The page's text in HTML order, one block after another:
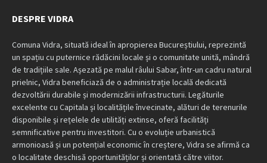
DESPRE VIDRA
Comuna Vidra, situată ideal în apropierea Bucureștiului, reprezintă
un spațiu cu puternice rădăcini locale și o comunitate unită, mândră
de tradițiile sale. Așezată pe malul râului Sabar, într-un cadru natural
prielnic, Vidra beneficiază de o administrație locală dedicată
dezvoltării durabile și modernizării infrastructurii. Legăturile
excelente cu Capitala și localitățile învecinate, alături de terenurile
disponibile și rețelele de utilități extinse, oferă facilități
semnificative pentru investitori. Cu o evoluție urbanistică
armonioasă și un potențial economic în creștere, Vidra se afirmă ca
o localitate deschisă oportunităților și orientată către viitor.